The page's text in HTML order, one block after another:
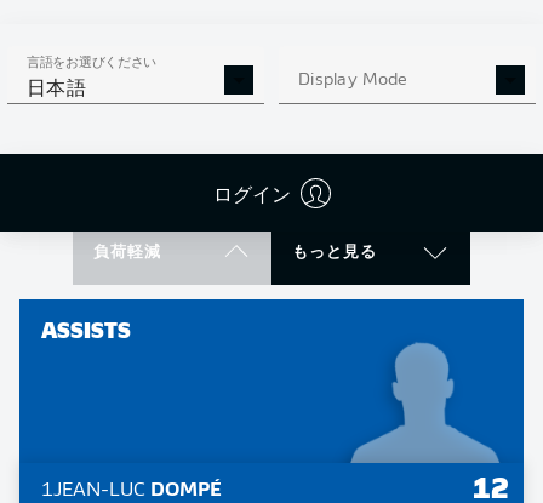
言語をお選びください
日本語 Display Mode
ログイン
8 MARVIN
負荷軽減 もっと見る
ASSISTS
1JEAN-LUC DOMPÉ 12